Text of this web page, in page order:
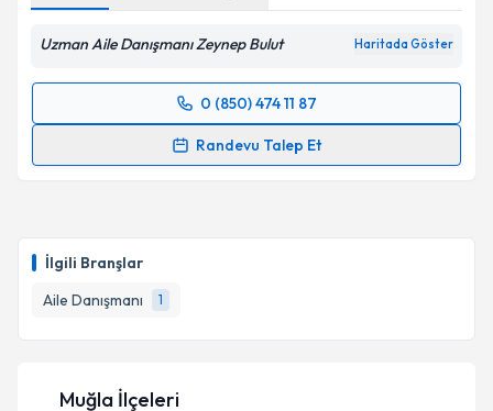
İlgili Branşlar
Aile Danışmanı
1
Uzman Aile Danışmanı Zeynep Bulut Haritada Göster
0 (850) 474 11 87
Randevu Talep Et
Randevu Takvimi Talebi
posta ile bilgilendireceğiz.
E-posta Adresiniz
Kişisel verilerimin işlenmesine ilişkin
Muğla İlçeleri